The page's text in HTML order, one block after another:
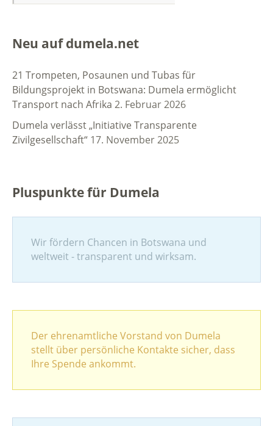
Neu auf dumela.net
21 Trompeten, Posaunen und Tubas für
Bildungsprojekt in Botswana: Dumela ermöglicht
Transport nach Afrika 2. Februar 2026
Dumela verlässt „Initiative Transparente
Zivilgesellschaft“ 17. November 2025
Pluspunkte für Dumela
Wir fördern Chancen in Botswana und
weltweit - transparent und wirksam.
Der ehrenamtliche Vorstand von Dumela
stellt über persönliche Kontakte sicher, dass
Ihre Spende ankommt.